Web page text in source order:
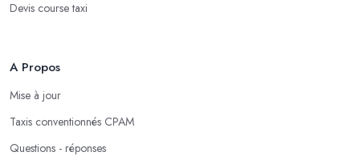
Devis course taxi
A Propos
Mise à jour
Taxis conventionnés CPAM
Questions - réponses